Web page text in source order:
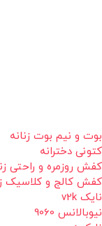
بوت و نیم بوت زنانه
کتونی دخترانه
کفش روزمره و راحتی
کفش کالج و کلاسیک
نایک v2k
نیوبالانس 9060